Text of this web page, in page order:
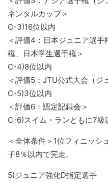
ネンタルカップ＞
C-3)16位以内
＜評価4：日本ジュニア選
権、日本学生選手権＞
C-4)8位以内
＜評価5：JTU公式大会（ジ
C-5)3位以内
＜評価6：認定記録会＞
C-6)スイム・ランともに7級
＜全体条件＞1位フィニッ
子8％以内で完走。
5)ジュニア強化D指定選手